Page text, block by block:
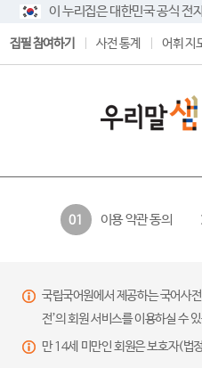
이 누리집은 대한민국 공식 전
집필 참여하기 사전 통계 어휘 지
01 이용 약관 동의
국립국어원에서 제공하는 국어사
전’의 회원 서비스를 이용하실 수
만 14세 미만인 회원은 보호자(법